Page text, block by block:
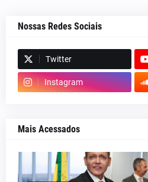
Nossas Redes Sociais
Twitter
Instagram
Mais Acessados